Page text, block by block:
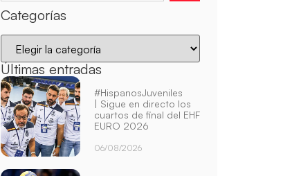
Categorías
Últimas entradas
#HispanosJuveniles
| Sigue en directo los
cuartos de final del EHF
EURO 2026
06/08/2026